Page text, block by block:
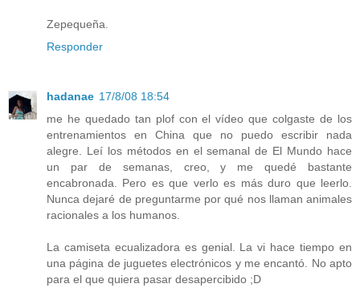
Zepequeña.
Responder
hadanae 17/8/08 18:54
me he quedado tan plof con el vídeo que colgaste de los
entrenamientos en China que no puedo escribir nada
alegre. Leí los métodos en el semanal de El Mundo hace
un par de semanas, creo, y me quedé bastante
encabronada. Pero es que verlo es más duro que leerlo.
Nunca dejaré de preguntarme por qué nos llaman animales
racionales a los humanos.
La camiseta ecualizadora es genial. La vi hace tiempo en
una página de juguetes electrónicos y me encantó. No apto
para el que quiera pasar desapercibido ;D